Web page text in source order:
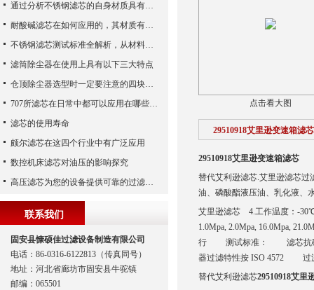
点击看大图
29510918艾里逊变速箱滤芯
29510918艾里逊变速箱滤芯
替代艾利逊滤芯.艾里逊滤芯
油、磷酸酯液压油、乳化液、
艾里逊滤芯 4.工作温度：-
1.0Mpa, 2.0Mpa, 16.0Mpa,
行 测试标准： 滤芯抗破
器过滤特性按 ISO 4572 过
替代艾利逊滤芯29510918艾里
通过分析不锈钢滤芯的自身材质具有哪些优点？
耐酸碱滤芯在如何应用的，其材质有什么性能？
不锈钢滤芯测试标准全解析，从材料性能到应用场景的严苛验证
滤筒除尘器在使用上具有以下三大特点
仓顶除尘器选型时一定要注意的四块内容
707所滤芯在日常中都可以应用在哪些领域中？
滤芯的使用寿命
颇尔滤芯在这四个行业中有广泛应用
数控机床滤芯对油压的影响探究
高压滤芯为您的设备提供可靠的过滤保护
联系我们
固安县慷硕佳过滤设备制造有限公司
电话：86-0316-6122813（传真同号）
地址：河北省廊坊市固安县牛驼镇
邮编：065501